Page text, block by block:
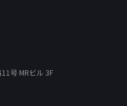
ル 3F
号 MRビル 3F